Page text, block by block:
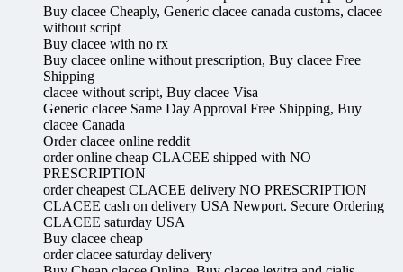
Buy clacee Cheaply, Generic clacee canada customs, clacee
without script
Buy clacee with no rx
Buy clacee online without prescription, Buy clacee Free
Shipping
clacee without script, Buy clacee Visa
Generic clacee Same Day Approval Free Shipping, Buy
clacee Canada
Order clacee online reddit
order online cheap CLACEE shipped with NO
PRESCRIPTION
order cheapest CLACEE delivery NO PRESCRIPTION
CLACEE cash on delivery USA Newport. Secure Ordering
CLACEE saturday USA
Buy clacee cheap
order clacee saturday delivery